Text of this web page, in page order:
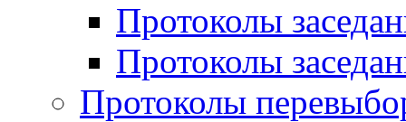
Протоколы
Протоколы
Протоколы